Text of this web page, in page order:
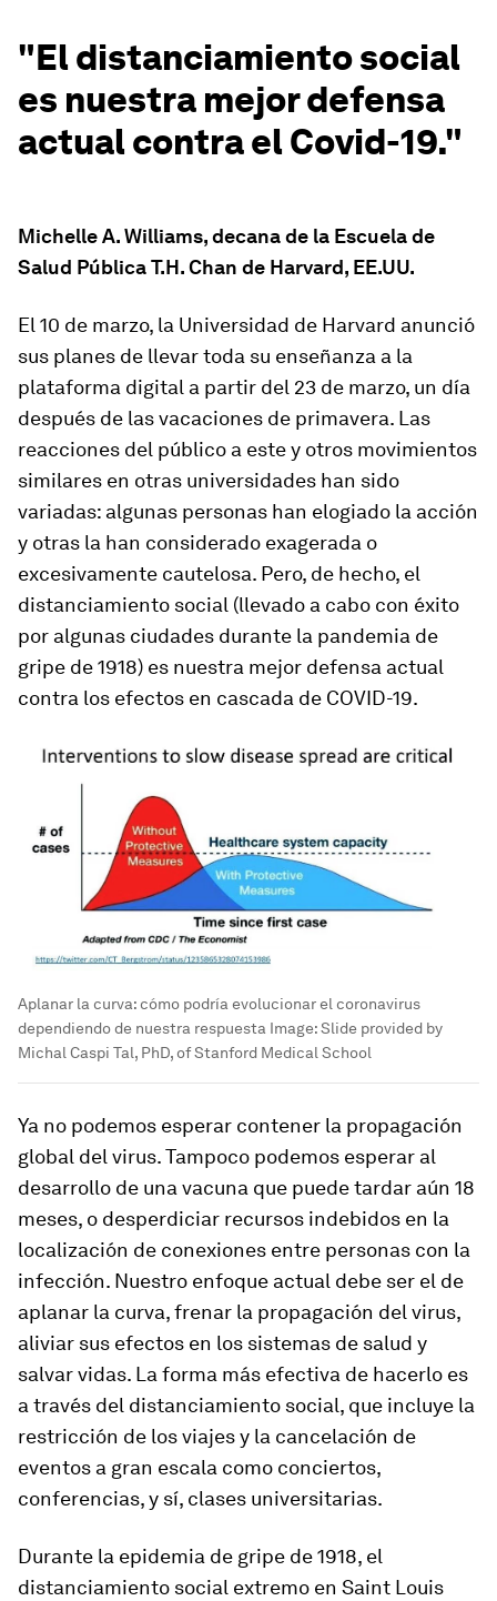
"El distanciamiento social
es nuestra mejor defensa
actual contra el Covid-19."
Michelle A. Williams, decana de la Escuela de
Salud Pública T.H. Chan de Harvard, EE.UU.
El 10 de marzo, la Universidad de Harvard anunció
sus planes de llevar toda su enseñanza a la
plataforma digital a partir del 23 de marzo, un día
después de las vacaciones de primavera. Las
reacciones del público a este y otros movimientos
similares en otras universidades han sido
variadas: algunas personas han elogiado la acción
y otras la han considerado exagerada o
excesivamente cautelosa. Pero, de hecho, el
distanciamiento social (llevado a cabo con éxito
por algunas ciudades durante la pandemia de
gripe de 1918) es nuestra mejor defensa actual
contra los efectos en cascada de COVID-19.
Aplanar la curva: cómo podría evolucionar el coronavirus
dependiendo de nuestra respuesta Image:Slide provided by
Michal Caspi Tal, PhD, of Stanford Medical School
Ya no podemos esperar contener la propagación
global del virus. Tampoco podemos esperar al
desarrollo de una vacuna que puede tardar aún 18
meses, o desperdiciar recursos indebidos en la
localización de conexiones entre personas con la
infección. Nuestro enfoque actual debe ser el de
aplanar la curva, frenar la propagación del virus,
aliviar sus efectos en los sistemas de salud y
salvar vidas. La forma más efectiva de hacerlo es
a través del distanciamiento social, que incluye la
restricción de los viajes y la cancelación de
eventos a gran escala como conciertos,
conferencias, y sí, clases universitarias.
Durante la epidemia de gripe de 1918, el
distanciamiento social extremo en Saint Louis